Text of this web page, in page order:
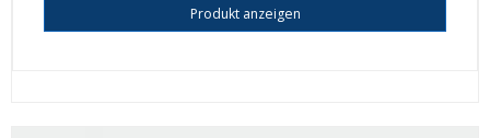
Produkt anzeigen